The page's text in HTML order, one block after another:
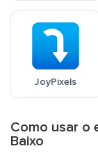
JoyPixels
Como usar o
Baixo